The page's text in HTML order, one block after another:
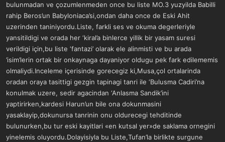
bulunmadan ve çozumlenmeden once bu liste MO.3 yuzyilda Babilli
rahip Beros’un Babyloniaca’si,ondan daha once de Eski Ahit
uzerinden taniniyordu.Liste, farkli ses ve okuma degerleriyle
yansitildigi ve orada her ‘kiral’a binlerce yillik bir yasam suresi
verildigi için,bu liste ‘fantazi’ olarak ele alinmisti ve bu arada
’isim’lerin ortak bir onkaynaga dayaniyor oldugu pek fark edilememis
olmaliydi.Inceleme içerisinde gorecegiz ki,Musa,çol ortalarinda
oradan oraya tasittigi gezgin tapinagi tanri ile ‘Bulusma Cadiri’na
konulmak uzere, sedir agacindan ‘Anlasma Sandik’ini
yaptirirken,kardesi Harun’un bile ona dokunmasini
yasaklayip,dokunursa tanrinin onu oldurecegi tehditinde
bulunurken,bu tur eski kayitlari «en kutsal yer»de saklama ornegini
yinelemis oluyordu.Dolayisiyla bu Liste,Tufan’la birlikte surgune